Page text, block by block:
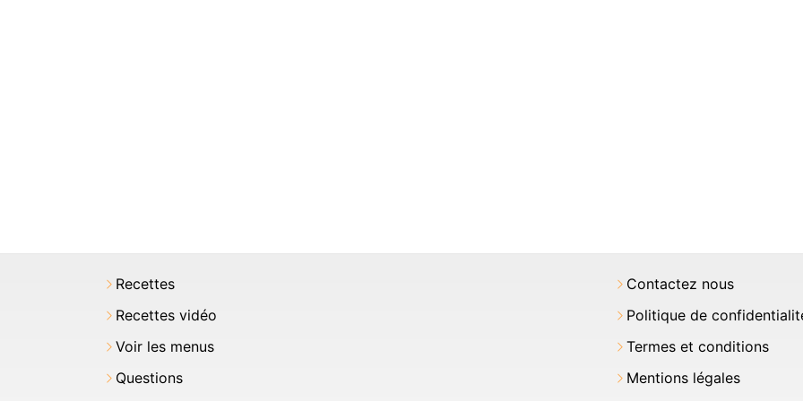
Recettes
Recettes vidéo
Voir les menus
Questions
Contactez nous
Politique de
Termes et conditions
Mentions légales